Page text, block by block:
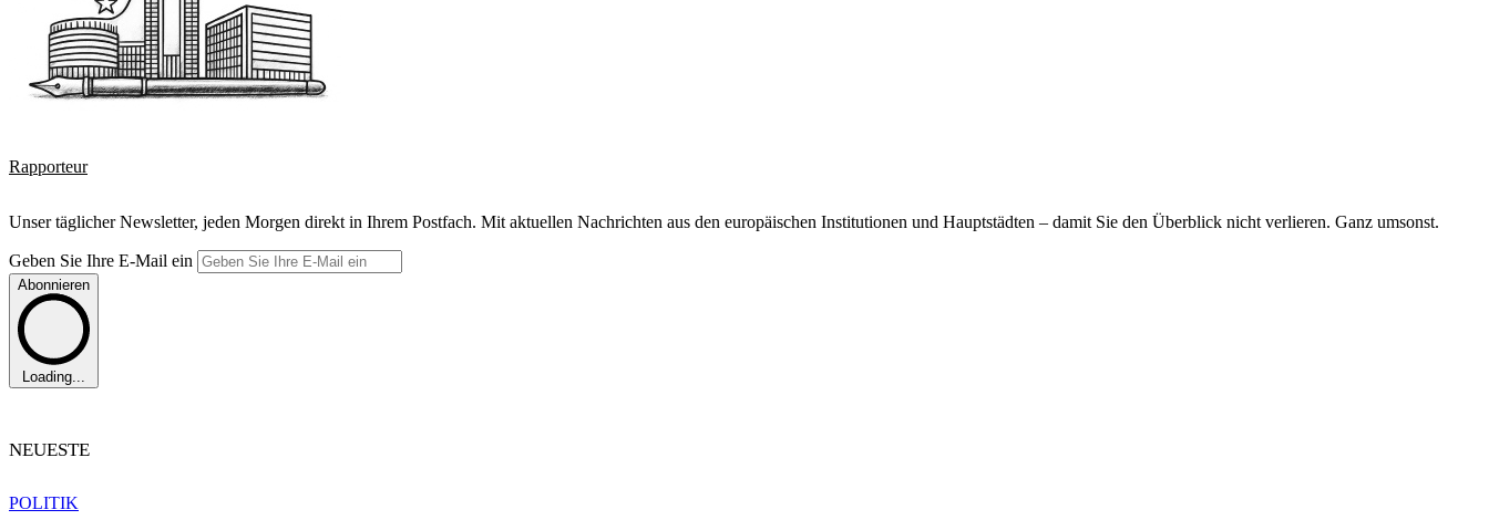
Rapporteur
Unser täglicher Newsletter, jeden Morgen direkt in Ihrem Postfach. Mit aktuellen Nachrichten aus den europäischen Institutionen und Hauptstädten – damit Sie den Überblick nicht verlieren. Ganz umsonst.
Geben Sie Ihre E-Mail ein
Abonnieren
Loading...
NEUESTE
POLITIK